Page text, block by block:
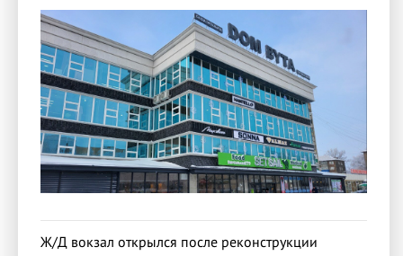
Ж/Д вокзал открылся после реконструкции